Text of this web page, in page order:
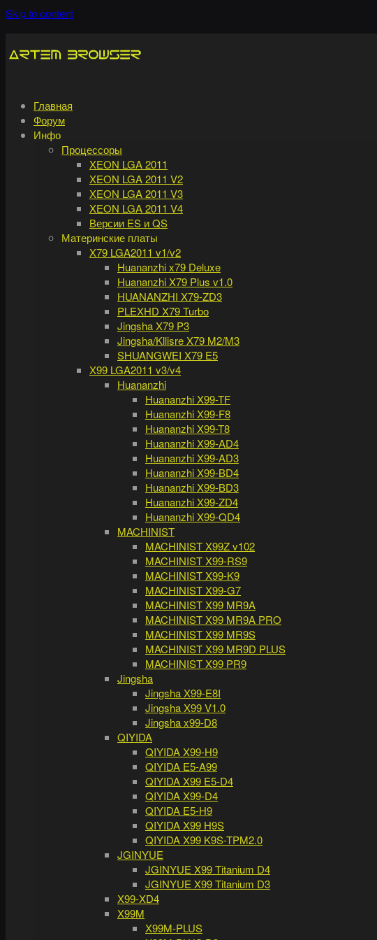
Skip to content
Главная
Форум
Инфо
Процессоры
XEON LGA 2011
XEON LGA 2011 V2
XEON LGA 2011 V3
XEON LGA 2011 V4
Версии ES и QS
Материнские платы
X79 LGA2011 v1/v2
Huananzhi x79 Deluxe
Huananzhi X79 Plus v1.0
HUANANZHI X79-ZD3
PLEXHD X79 Turbo
Jingsha X79 P3
Jingsha/Kllisre X79 M2/M3
SHUANGWEI X79 E5
X99 LGA2011 v3/v4
Huananzhi
Huananzhi X99-TF
Huananzhi X99-F8
Huananzhi X99-T8
Huananzhi X99-AD4
Huananzhi X99-AD3
Huananzhi X99-BD4
Huananzhi X99-BD3
Huananzhi X99-ZD4
Huananzhi X99-QD4
MACHINIST
MACHINIST X99Z v102
MACHINIST X99-RS9
MACHINIST X99-K9
MACHINIST X99-G7
MACHINIST X99 MR9A
MACHINIST X99 MR9A PRO
MACHINIST X99 MR9S
MACHINIST X99 MR9D PLUS
MACHINIST X99 PR9
Jingsha
Jingsha X99-E8I
Jingsha X99 V1.0
Jingsha x99-D8
QIYIDA
QIYIDA X99-H9
QIYIDA E5-A99
QIYIDA X99 E5-D4
QIYIDA X99-D4
QIYIDA E5-H9
QIYIDA X99 H9S
QIYIDA X99 K9S-TPM2.0
JGINYUE
JGINYUE X99 Titanium D4
JGINYUE X99 Titanium D3
X99-XD4
X99M
X99M-PLUS